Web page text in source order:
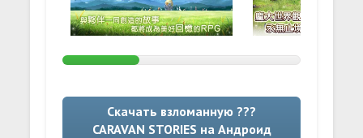
Скачать взломанную ???
CARAVAN STORIES на Андроид